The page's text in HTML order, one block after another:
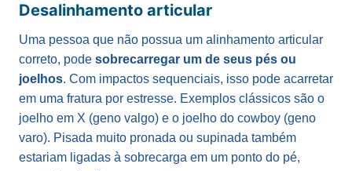
Desalinhamento articular
Uma pessoa que não possua um alinhamento articular
correto, pode sobrecarregar um de seus pés ou
joelhos. Com impactos sequenciais, isso pode acarretar
em uma fratura por estresse. Exemplos clássicos são o
joelho em X (geno valgo) e o joelho do cowboy (geno
varo). Pisada muito pronada ou supinada também
estariam ligadas à sobrecarga em um ponto do pé,